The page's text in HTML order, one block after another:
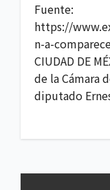
Fuente:
https://
n-a-
CIUDAD DE
de la Cámara
diputado